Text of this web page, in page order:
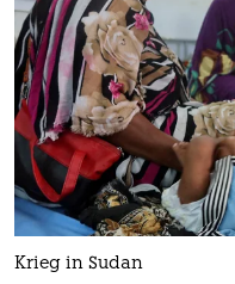
Krieg in Sudan